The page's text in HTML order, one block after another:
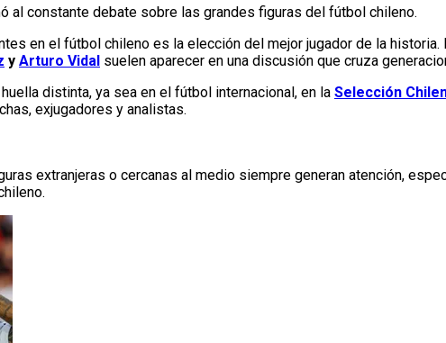
al constante debate sobre las grandes figuras del fútbol chileno.
en el fútbol chileno es la elección del mejor jugador de la historia.
y Arturo Vidal suelen aparecer en una discusión que cruza
distinta, ya sea en el fútbol internacional, en la Selección
exjugadores y analistas.
extranjeras o cercanas al medio siempre generan atención,